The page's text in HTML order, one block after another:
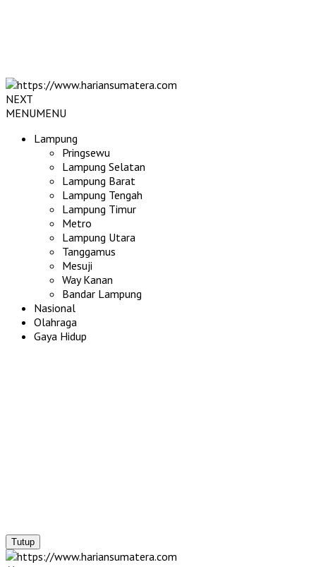
NEXT
MENUMENU
Lampung
Pringsewu
Lampung Selatan
Lampung Barat
Lampung Tengah
Lampung Timur
Metro
Lampung Utara
Tanggamus
Mesuji
Way Kanan
Bandar Lampung
Nasional
Olahraga
Gaya Hidup
Tutup